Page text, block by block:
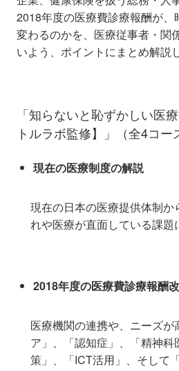
2018年度の医療費診療報酬が、
変わるのかを、医療従事者・関
いよう、ポイントにまとめ解説
「知らないと恥ずかしい医
トルラボ監修】」（全4コー
現在の医療制度の解説
現在の日本の医療提供体制
れや医療が直面している課題
2018年度の医療費診療報酬
医療機関の連携や、ニーズが
ア」、「認知症」、「精神
策」、「ICT活用」、そして